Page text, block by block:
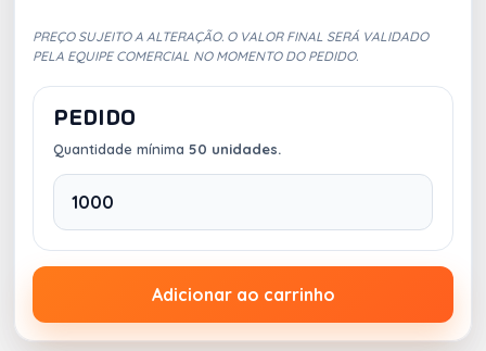
PREÇO SUJEITO A ALTERAÇÃO. O VALOR FINAL SERÁ VALIDADO
PELA EQUIPE COMERCIAL NO MOMENTO DO PEDIDO.
PEDIDO
Quantidade mínima 50 unidades.
Adicionar ao carrinho